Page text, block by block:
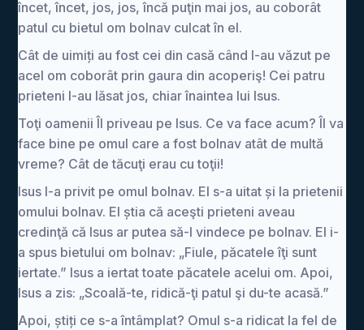
încet, încet, jos, jos, încă puţin mai jos, au coborât
patul cu bietul om bolnav culcat în el.
Cât de uimiți au fost cei din casă când l-au văzut pe
acel om coborât prin gaura din acoperiş! Cei patru
prieteni l-au lăsat jos, chiar înaintea lui Isus.
Toţi oamenii Îl priveau pe Isus. Ce va face acum? Îl va
face bine pe omul care a fost bolnav atât de multă
vreme? Cât de tăcuţi erau cu toţii!
Isus l-a privit pe omul bolnav. El s-a uitat și la prietenii
omului bolnav. El știa că aceşti prieteni aveau
credinţă că Isus ar putea să-l vindece pe bolnav. El i-
a spus bietului om bolnav: „Fiule, păcatele îţi sunt
iertate.” Isus a iertat toate păcatele acelui om. Apoi,
Isus a zis: „Scoală-te, ridică-ţi patul şi du-te acasă.”
Apoi, știți ce s-a întâmplat? Omul s-a ridicat la fel de